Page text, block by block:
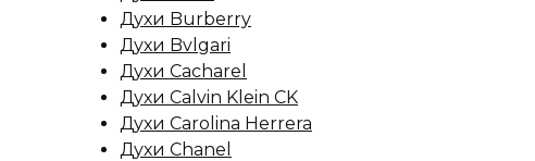
Духи Burberry
Духи Bvlgari
Духи Cacharel
Духи Calvin Klein CK
Духи Carolina Herrera
Духи Chanel